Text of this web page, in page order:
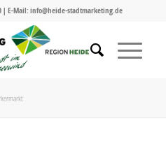
| E-Mail:info@heide-stadtmarketing.de